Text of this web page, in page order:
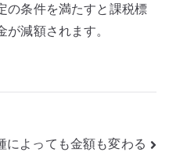
の条件を満たすと課税標
減額されます。
によっても金額も変わる